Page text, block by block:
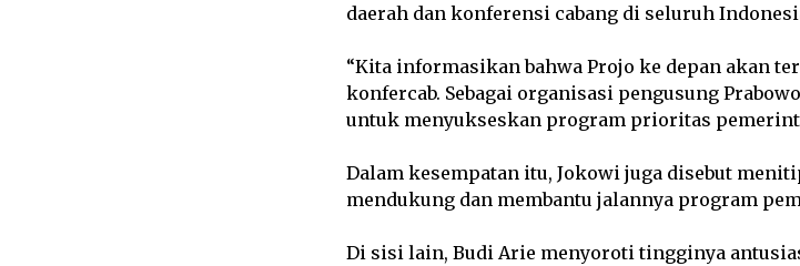
daerah dan konferensi cabang di seluruh
“Kita informasikan bahwa Projo ke depan akan
konfercab. Sebagai organisasi pengusung
untuk menyukseskan program prioritas
Dalam kesempatan itu, Jokowi juga disebut
mendukung dan membantu jalannya program
Di sisi lain, Budi Arie menyoroti tingginya